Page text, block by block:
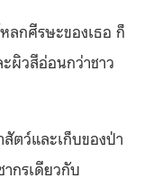
ลกศีรษะของเธอ ก็
ผิวสีอ่อนกว่าชาว
ตว์และเก็บของป่า
กรเดียวกับ